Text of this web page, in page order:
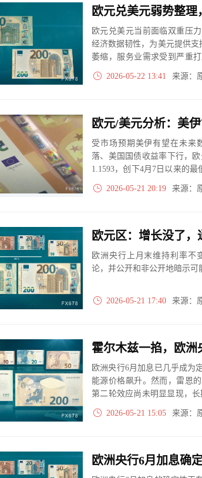
欧元兑美元弱势整理
欧元兑美元当前面临双重压
经济数据韧性，为美元提供
萎缩，服务业需求受到严重
“滞胀”格局。
2026-05-22 13:41 来源：
欧元/美元分析：美
受市场预期美伊有望在未来
落、美国国债收益率下行，
1.1593，创下4月7日以来的最
静待欧美两...
2026-05-21 20:19 来源：
欧元区：增长没了，
欧洲央行上月末维持利率不
论，并公开和非公开地暗示可
2026-05-21 17:40 来源：
欧洲央行6月加息已几乎成为
能源价格飙升。然而，雷恩
第二轮效应尚未明显显现，
突做好准备，同时强调绿...
2026-05-21 15:05 来源：